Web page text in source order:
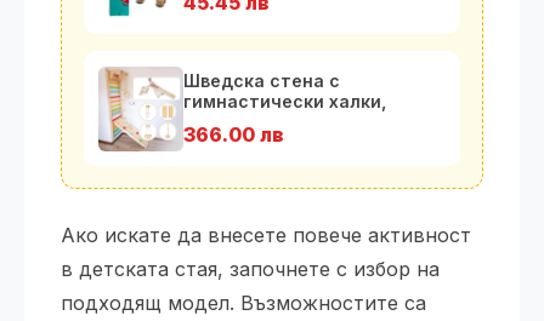
Шведска стена с
гимнастически халки,
366.00 лв
Ако искате да внесете повече активност
в детската стая, започнете с избор на
подходящ модел. Възможностите са